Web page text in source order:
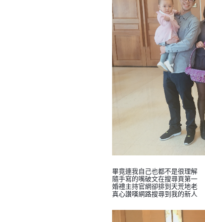
畢竟連我自己也都不是很理解
隨手寫的嘴破文在搜尋頁第一
婚禮主持官網卻排到天荒地老
真心讚嘆網路搜尋到我的新人